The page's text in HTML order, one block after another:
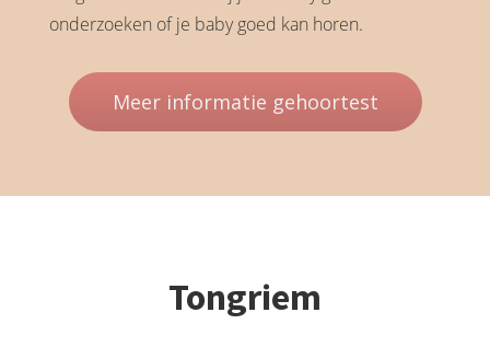
onderzoeken of je baby goed kan horen.
Meer informatie gehoortest
Tongriem